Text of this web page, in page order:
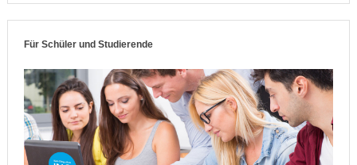
Für Schüler und Studierende